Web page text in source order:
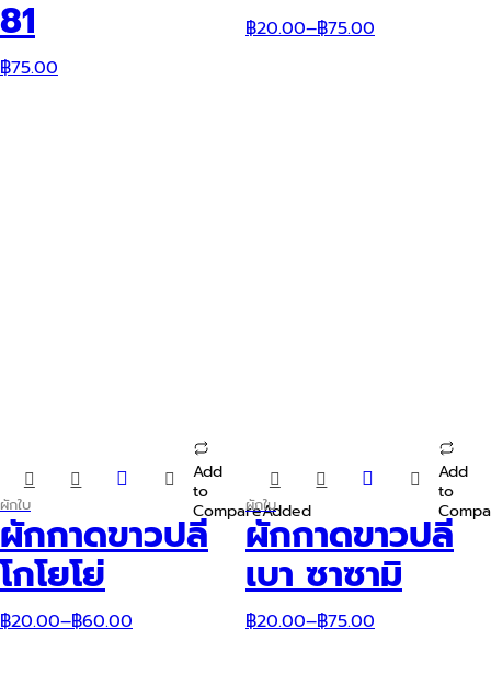
may
be
chosen
on
81
฿75.00
may
be
฿20.00–฿75.00
Add
to
CompareAdded
This
product
has
multiple
variants.
The
options
may
be
ผักใบ
ผักกาดขาวปลี
โกโยโย่
฿20.00–฿60.00
Add
to
This
product
has
multiple
variants.
The
options
may
be
ผักใบ
ผักกาดขาวปลี
เบา ซาซามิ
฿20.00–฿75.00